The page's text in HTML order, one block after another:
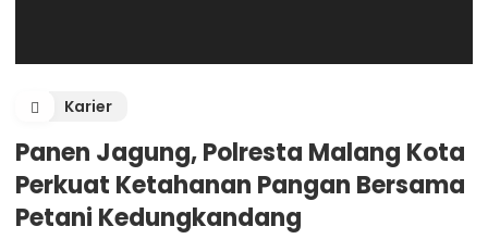
Karier
Panen Jagung, Polresta Malang Kota
Perkuat Ketahanan Pangan Bersama
Petani Kedungkandang